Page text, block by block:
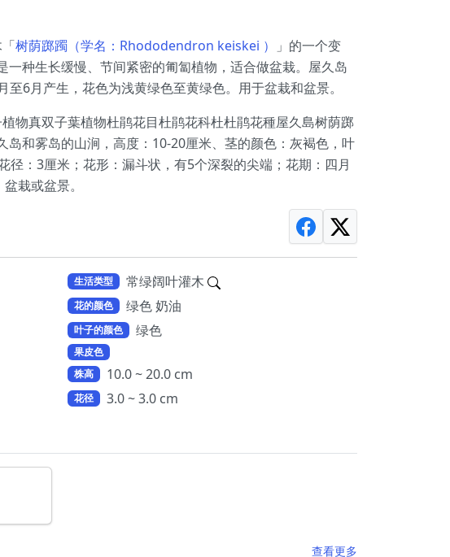
树荫踯躅（学名：Rhododendron keiskei ）
」的一个变
种生长缓慢、节间紧密的匍匐植物，适合做盆栽。屋久岛
6月产生，花色为浅黄绿色至黄绿色。用于盆栽和盆景。
真双子葉植物杜鹃花目杜鹃花科杜杜鹃花種屋久島树荫踯
和雾岛的山涧，高度：10-20厘米、茎的颜色：灰褐色，叶
：3厘米；花形：漏斗状，有5个深裂的尖端；花期：四月
栽或盆景。
生活类型 常绿阔叶灌木
花的颜色 绿色 奶油
叶子的颜色 绿色
果皮色
株高
10.0 ~ 20.0 cm
花径 3.0 ~ 3.0 cm
查看更多